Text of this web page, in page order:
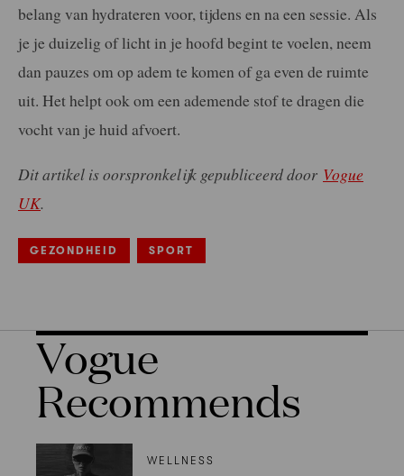
belang van hydrateren voor, tijdens en na een sessie. Als
je je duizelig of licht in je hoofd begint te voelen, neem
dan pauzes om op adem te komen of ga even de ruimte
uit. Het helpt ook om een ademende stof te dragen die
vocht van je huid afvoert.
Dit artikel is oorspronkelijk gepubliceerd door Vogue
UK.
GEZONDHEID SPORT
Vogue
Recommends
WELLNESS